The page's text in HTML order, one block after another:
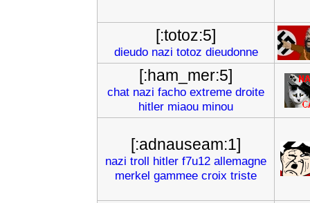
[:totoz:5]
dieudo nazi totoz dieudonne
[:ham_mer:5]
chat nazi facho extreme droite
hitler miaou minou
[:adnauseam:1]
nazi troll hitler f7u12 allemagne
merkel gammee croix triste